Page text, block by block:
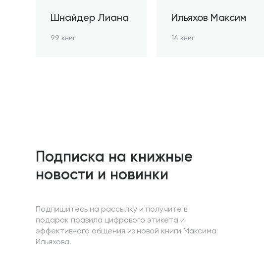
Шнайдер Лиана
99 книг
Ильяхов Максим
14 книг
Подписка на книжные
новости и новинки
Подпишитесь на рассылку и получите в
подарок правила цифрового этикета и
эффективного общения из новой книги Максима
Ильяхова.